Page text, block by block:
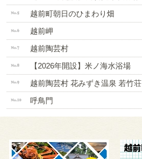
越前町朝日のひまわり畑
越前岬
越前陶芸村
【2026年開設】米ノ海水浴場
越前陶芸村 花みずき温泉 若竹荘
呼鳥門